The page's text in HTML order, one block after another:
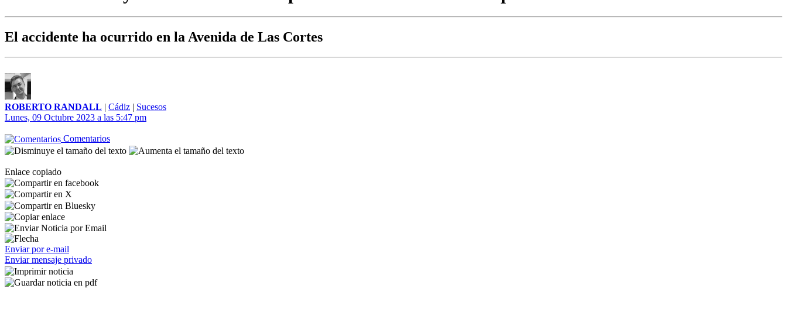
El accidente ha ocurrido en la Avenida de Las Cortes
ROBERTO RANDALL | Cádiz | Sucesos
Lunes, 09 Octubre 2023 a las 5:47 pm
Comentarios
Enlace copiado
Enviar por e-mail
Enviar mensaje privado